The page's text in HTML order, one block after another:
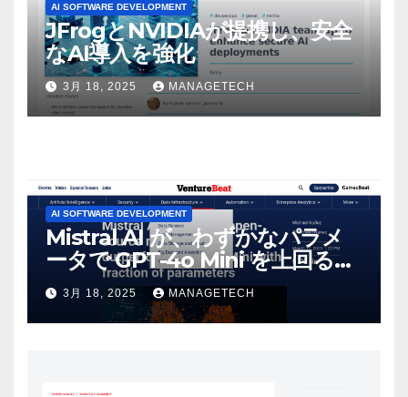
AI SOFTWARE DEVELOPMENT
JFrogとNVIDIAが提携し、安全
なAI導入を強化
3月 18, 2025 MANAGETECH
AI SOFTWARE DEVELOPMENT
Mistral AI が、わずかなパラメ
ータで GPT-4o Mini を上回る新
しいオープンソース モデルをリ
リース | VentureBeat
3月 18, 2025 MANAGETECH